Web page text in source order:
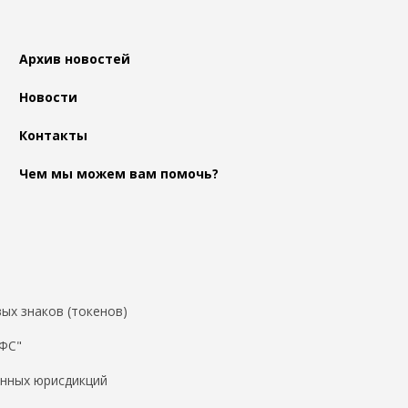
Архив новостей
Новости
Контакты
Чем мы можем вам помочь?
знаков (токенов)
юрисдикций